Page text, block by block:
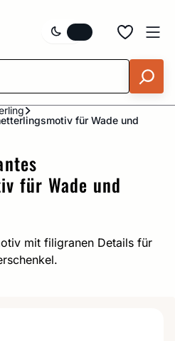
für Wade und
für Wade und
mit filigranen Details für